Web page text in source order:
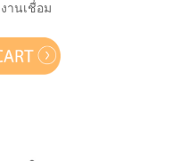
านเชื่อม